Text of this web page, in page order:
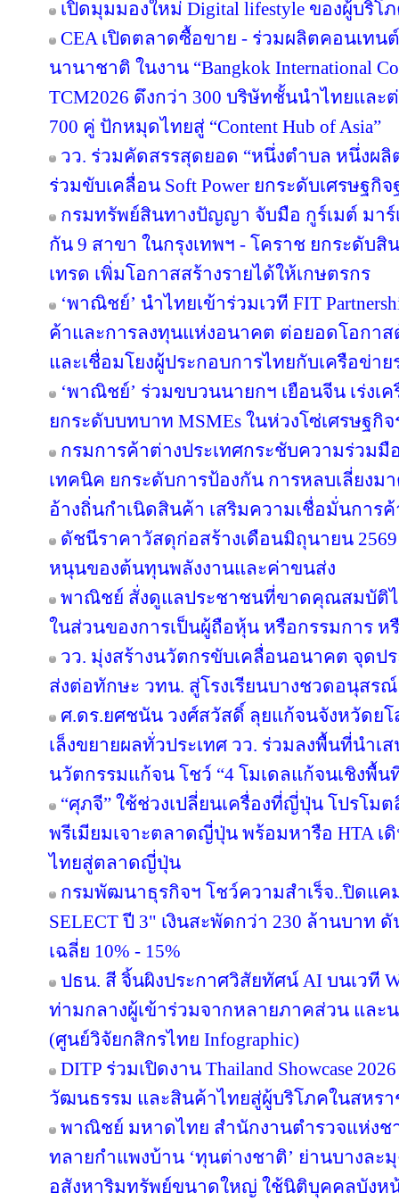
เปิดมุมมองใหม่ Digital lifestyle ของผู้บริโ
CEA เปิดตลาดซื้อขาย - ร่วมผลิตคอนเทน
นานาชาติ ในงาน “Bangkok International
TCM2026 ดึงกว่า 300 บริษัทชั้นนำไทยและ
700 คู่ ปักหมุดไทยสู่ “Content Hub of Asia”
วว. ร่วมคัดสรรสุดยอด “หนึ่งตำบล หนึ่งผ
ร่วมขับเคลื่อน Soft Power ยกระดับเศรษฐกิ
กรมทรัพย์สินทางปัญญา จับมือ กูร์เมต์ มา
กัน 9 สาขา ในกรุงเทพฯ - โคราช ยกระดับ
เทรด เพิ่มโอกาสสร้างรายได้ให้เกษตรกร
‘พาณิชย์’ นำไทยเข้าร่วมเวที FIT
ค้าและการลงทุนแห่งอนาคต ต่อยอดโอกา
และเชื่อมโยงผู้ประกอบการไทยกับเครือข่าย
‘พาณิชย์’ ร่วมขบวนนายกฯ เยือนจีน เร่ง
ยกระดับบทบาท MSMEs ในห่วงโซ่เศรษฐกิ
กรมการค้าต่างประเทศกระชับความร่วมมื
เทคนิค ยกระดับการป้องกัน การหลบเลี่ยงม
อ้างถิ่นกำเนิดสินค้า เสริมความเชื่อมั่นการค้
ดัชนีราคาวัสดุก่อสร้างเดือนมิถุนายน
หนุนของต้นทุนพลังงานและค่าขนส่ง
พาณิชย์ สั่งดูแลประชาชนที่ขาดคุณสมบัติ
ในส่วนของการเป็นผู้ถือหุ้น หรือกรรมการ
วว. มุ่งสร้างนวัตกรขับเคลื่อนอนาคต จุดป
ส่งต่อทักษะ วทน. สู่โรงเรียนบางชวดอนุสรณ์
ศ.ดร.ยศชนัน วงศ์สวัสดิ์ ลุยแก้จนจังหวัดย
เล็งขยายผลทั่วประเทศ วว. ร่วมลงพื้นที่นำเ
นวัตกรรมแก้จน โชว์ “4 โมเดลแก้จนเชิงพื้น
“ศุภจี” ใช้ช่วงเปลี่ยนเครื่องที่ญี่ปุ่น โปรโ
พรีเมียมเจาะตลาดญี่ปุ่น พร้อมหารือ HTA
ไทยสู่ตลาดญี่ปุ่น
กรมพัฒนาธุรกิจฯ โชว์ความสำเร็จ..ปิดแค
SELECT ปี 3" เงินสะพัดกว่า 230 ล้านบาท
เฉลี่ย 10% - 15%
ปธน. สี จิ้นผิงประกาศวิสัยทัศน์ AI บนเวที
ท่ามกลางผู้เข้าร่วมจากหลายภาคส่วน และ
(ศูนย์วิจัยกสิกรไทย Infographic)
DITP ร่วมเปิดงาน Thailand Showcase
วัฒนธรรม และสินค้าไทยสู่ผู้บริโภคในสหร
พาณิชย์ มหาดไทย สำนักงานตำรวจแห่ง
ทลายกำแพงบ้าน ‘ทุนต่างชาติ’ ย่านบางละ
อสังหาริมทรัพย์ขนาดใหญ่ ใช้นิติบุคคลบังห